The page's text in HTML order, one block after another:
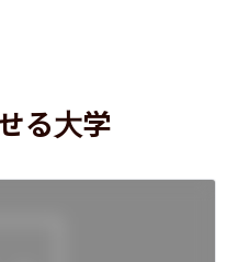
る大学